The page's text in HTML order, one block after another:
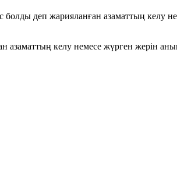
деп жарияланған азаматтың келу
азаматтың келу немесе жүрген жерін